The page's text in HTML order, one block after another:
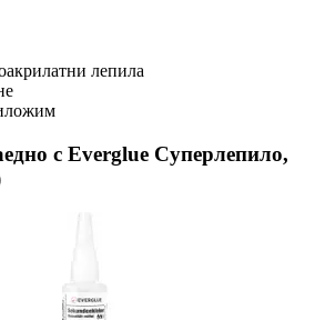
лепила
с Everglue Суперлепило,